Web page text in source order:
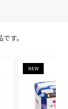
す。
NEW